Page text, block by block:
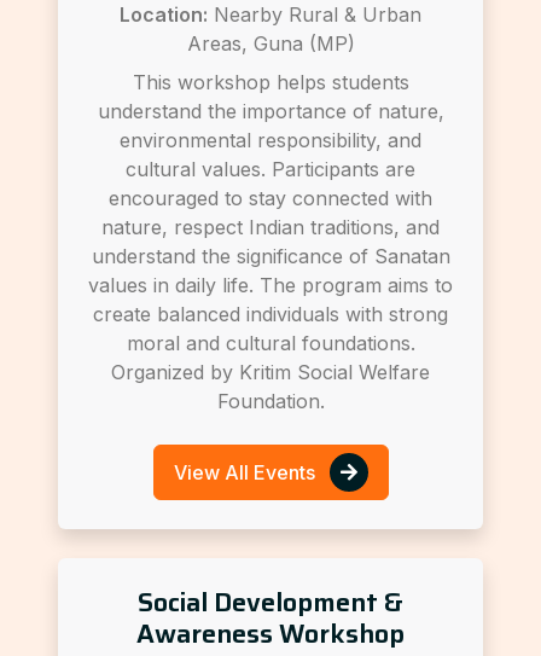
Location: Nearby Rural & Urban
Areas, Guna (MP)
This workshop helps students
understand the importance of nature,
environmental responsibility, and
cultural values. Participants are
encouraged to stay connected with
nature, respect Indian traditions, and
understand the significance of Sanatan
values in daily life. The program aims to
create balanced individuals with strong
moral and cultural foundations.
Organized by Kritim Social Welfare
Foundation.
View All Events
Social Development &
Awareness Workshop